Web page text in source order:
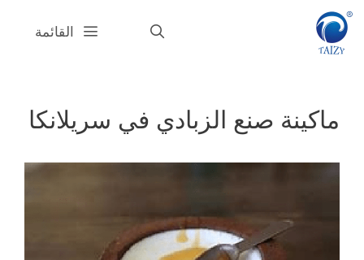
القائمة
ماكينة صنع الزبادي في سريلانكا